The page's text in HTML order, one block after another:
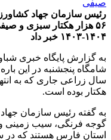
رئیس سازمان جهاد
۵۶ هزار هکتار سبزی و
۱۴۰۴-۱۴۰۳ خبر داد
به گزارش پایگاه خبری
شامگاه پنجشنبه در این
هکتار بوده است.
به گفته رئیس سازمان
گوجه فرنگی، سیب زمینی و